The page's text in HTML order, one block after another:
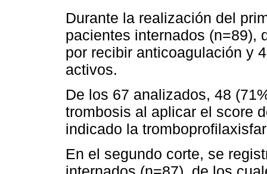
Durante la realización del
pacientes internados (n=89),
por recibir anticoagulación y
activos.
De los 67 analizados, 48
trombosis al aplicar el score
indicado la
En el segundo corte, se